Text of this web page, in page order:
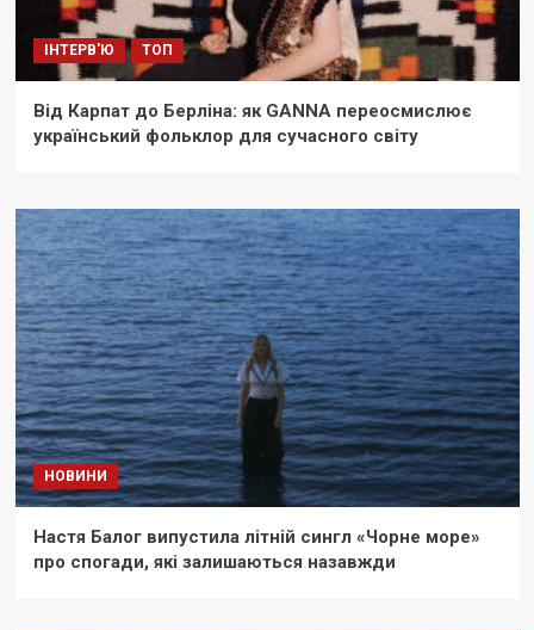
ІНТЕРВ'Ю ТОП
Від Карпат до Берліна: як GANNA переосмислює
український фольклор для сучасного світу
НОВИНИ
Настя Балог випустила літній сингл «Чорне море»
про спогади, які залишаються назавжди